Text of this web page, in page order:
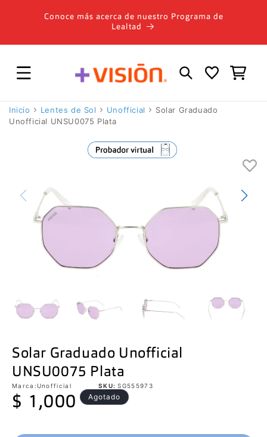
directamenteConoce más acerca de nuestro Programa de
Lealtad
Carrito
Inicio Lentes de Sol Unofficial
Solar Graduado
Unofficial UNSU0075 Plata
Solar Graduado Unofficial
UNSU0075 Plata
Marca: Unofficial SKU:SG555973
Precio
habitual
$ 1,000 Agotado